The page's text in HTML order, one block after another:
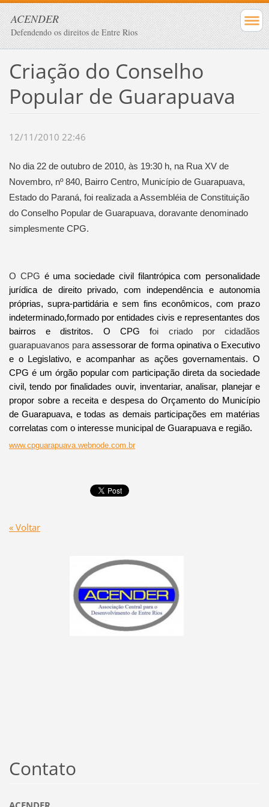
ACENDER
Defendendo os direitos de Entre Rios
Criação do Conselho
Popular de Guarapuava
12/11/2010 22:46
No dia 22 de outubro de 2010, às 19:30 h, na Rua XV de
Novembro, nº 840, Bairro Centro, Município de Guarapuava,
Estado do Paraná, foi realizada a Assembléia de Constituição
do Conselho Popular de Guarapuava, doravante denominado
simplesmente CPG.
O CPG é uma sociedade civil filantrópica com personalidade
jurídica de direito privado, com independência e autonomia
próprias, supra-partidária e sem fins econômicos, com prazo
indeterminado,formado por entidades civis e representantes dos
bairros e distritos. O CPG foi criado por cidadãos
guarapuavanos para assessorar de forma opinativa o Executivo
e o Legislativo, e acompanhar as ações governamentais. O
CPG é um órgão popular com participação direta da sociedade
civil, tendo por finalidades ouvir, inventariar, analisar, planejar e
propor sobre a receita e despesa do Orçamento do Município
de Guarapuava, e todas as demais participações em matérias
correlatas com o interesse municipal de Guarapuava e região.
www.cpguarapuava.webnode.com.br
« Voltar
Contato